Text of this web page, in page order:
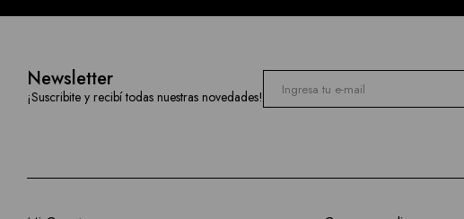
Newsletter
¡Suscribite y recibí todas nuestras novedades!